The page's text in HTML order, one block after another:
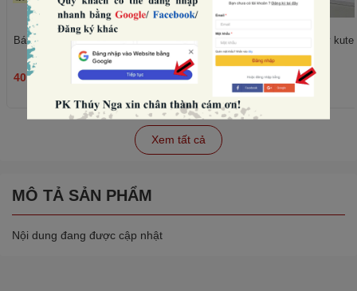
Bánh quy tim hồng mix mẫu (180gam).
40.000₫ THÊM
Set nặn mặt, chân, tay kute
45.000₫
Xem tất cả
MÔ TẢ SẢN PHẨM
Nội dung đang được cập nhật